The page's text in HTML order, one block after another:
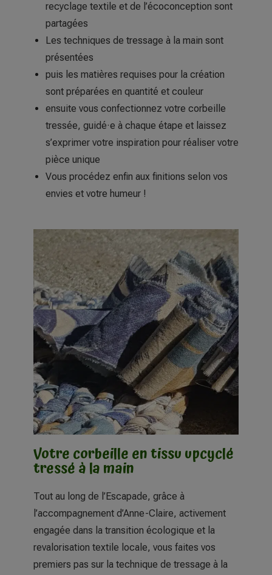
recyclage textile et de l’écoconception sont
partagées
Les techniques de tressage à la main sont
présentées
puis les matières requises pour la création
sont préparées en quantité et couleur
ensuite vous confectionnez votre corbeille
tressée, guidé·e à chaque étape et laissez
s’exprimer votre inspiration pour réaliser votre
pièce unique
Vous procédez enfin aux finitions selon vos
envies et votre humeur !
Votre corbeille en tissu upcyclé
tressé à la main
Tout au long de l’Escapade, grâce à
l’accompagnement d’Anne-Claire, activement
engagée dans la transition écologique et la
revalorisation textile locale, vous faites vos
premiers pas sur la technique de tressage à la